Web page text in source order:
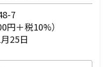
7
円＋税10%）
25日